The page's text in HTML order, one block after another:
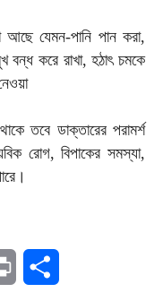
আছে যেমন-পানি পান করা,
বন্ধ করে রাখা, হঠাৎ চমকে
তবে ডাক্তারের পরামর্শ
রোগ, বিপাকের সমস্যা,
Print